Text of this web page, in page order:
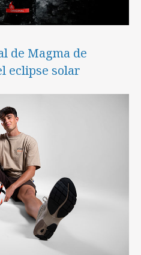
de Magma de
eclipse solar